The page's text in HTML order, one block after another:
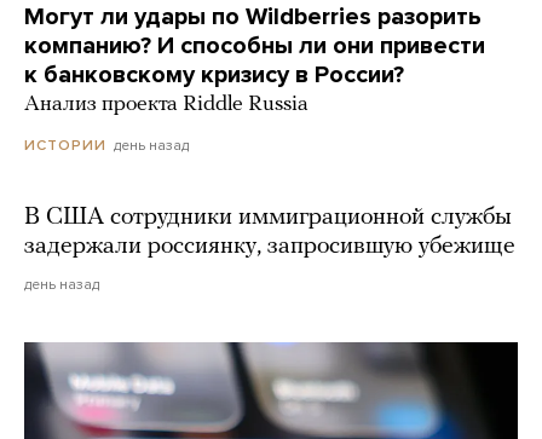
Могут ли удары по Wildberries разорить
компанию? И способны ли они привести
к банковскому кризису в России?
Анализ проекта Riddle Russia
ИСТОРИИ день назад
В США сотрудники иммиграционной службы
задержали россиянку, запросившую убежище
день назад